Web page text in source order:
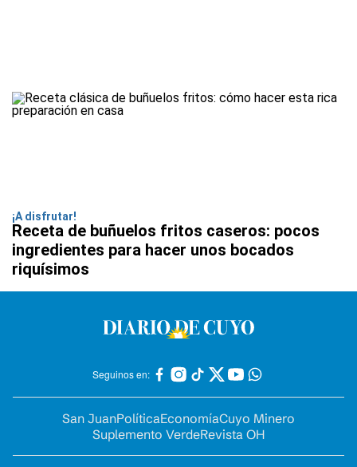
¡A disfrutar!
Receta de buñuelos fritos caseros: pocos
ingredientes para hacer unos bocados
riquísimos
Seguinos en:
San JuanPolíticaEconomíaCuyo Minero
Suplemento VerdeRevista OH